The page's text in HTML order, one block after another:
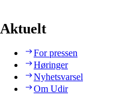
Aktuelt
For pressen
Høringer
Nyhetsvarsel
Om Udir